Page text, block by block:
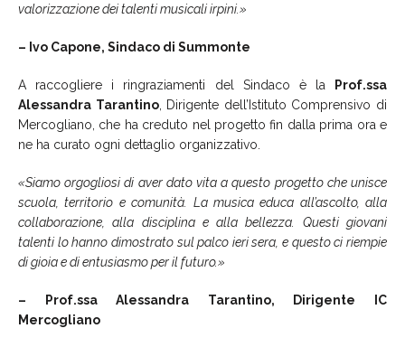
valorizzazione dei talenti musicali irpini.»
– Ivo Capone, Sindaco di Summonte
A raccogliere i ringraziamenti del Sindaco è la
Prof.ssa
Alessandra Tarantino, Dirigente dell’Istituto Comprensivo di
Mercogliano, che ha creduto nel progetto fin dalla prima ora e
ne ha curato ogni dettaglio organizzativo.
«Siamo orgogliosi di aver dato vita a questo progetto che unisce
scuola, territorio e comunità. La musica educa all’ascolto, alla
collaborazione, alla disciplina e alla bellezza. Questi giovani
talenti lo hanno dimostrato sul palco ieri sera, e questo ci riempie
di gioia e di entusiasmo per il futuro.»
– Prof.ssa Alessandra Tarantino, Dirigente IC
Mercogliano